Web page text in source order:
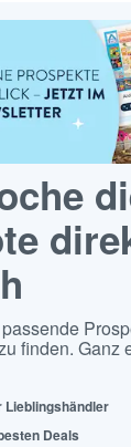
finden. Ganz
Lieblingshändler
Deals